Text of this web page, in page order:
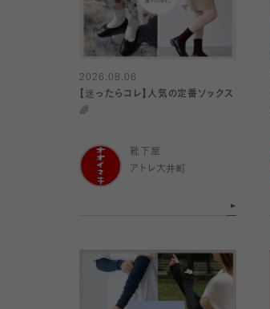
2026.08.06
【迷ったらコレ】人気の定番ソックス
🌈
靴下屋
アトレ大井町